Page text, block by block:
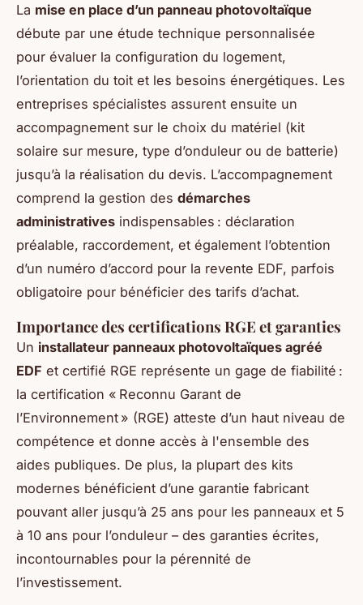
La mise en place d’un panneau photovoltaïque
débute par une étude technique personnalisée
pour évaluer la configuration du logement,
l’orientation du toit et les besoins énergétiques. Les
entreprises spécialistes assurent ensuite un
accompagnement sur le choix du matériel (kit
solaire sur mesure, type d’onduleur ou de batterie)
jusqu’à la réalisation du devis. L’accompagnement
comprend la gestion des démarches
administratives indispensables : déclaration
préalable, raccordement, et également l’obtention
d’un numéro d’accord pour la revente EDF, parfois
obligatoire pour bénéficier des tarifs d’achat.
Importance des certifications RGE et garanties
Un installateur panneaux photovoltaïques agréé
EDF et certifié RGE représente un gage de fiabilité :
la certification « Reconnu Garant de
l’Environnement » (RGE) atteste d’un haut niveau de
compétence et donne accès à l'ensemble des
aides publiques. De plus, la plupart des kits
modernes bénéficient d’une garantie fabricant
pouvant aller jusqu’à 25 ans pour les panneaux et 5
à 10 ans pour l’onduleur – des garanties écrites,
incontournables pour la pérennité de
l’investissement.